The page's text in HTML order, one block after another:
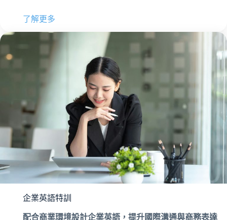
了解更多
企業英語特訓
配合商業環境設計企業英語，提升國際溝通與商務表達